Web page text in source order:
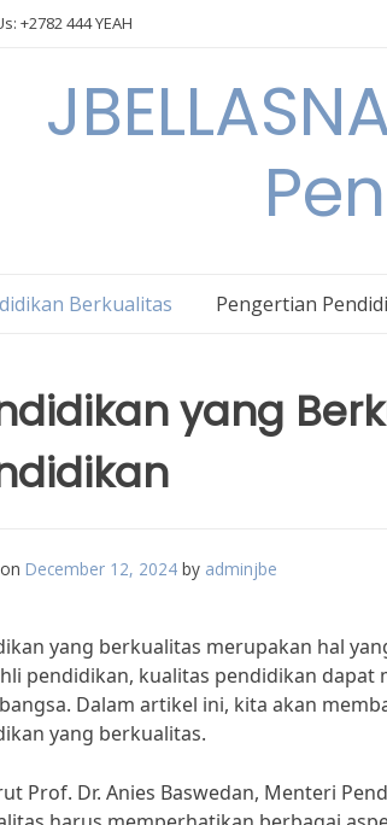
+2782 444 YEAH
Berkualitas Pengertian
yang
December 12, 2024 by adminjbe
yang berkualitas merupakan hal
pendidikan, kualitas pendidikan
Dalam artikel ini, kita akan
yang berkualitas.
Prof. Dr. Anies Baswedan, Menteri